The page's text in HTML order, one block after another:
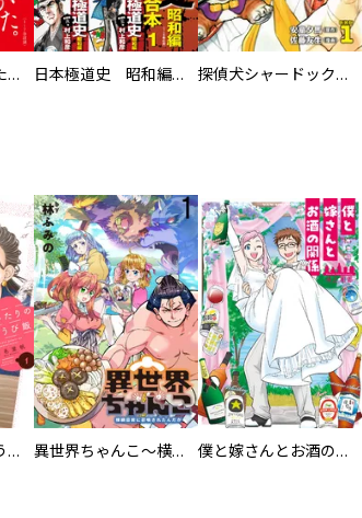
神さまのつくりかた。スーパー大合本 日本極道史 昭和編 スーパー大合本 探偵犬シャードック（新装版）
働くふたりのごほうび飯 異世界ちゃんこ～横綱目前に召喚されたんだが～ 【連載版】 僕と嫁さんとお酒の関係